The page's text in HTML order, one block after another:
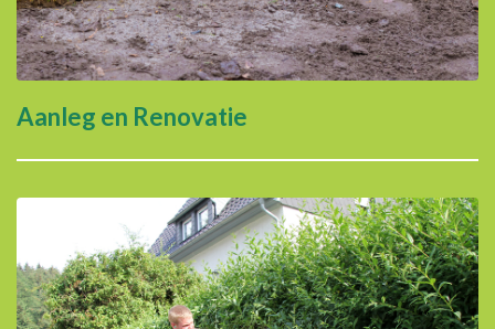
Aanleg en Renovatie